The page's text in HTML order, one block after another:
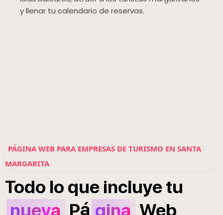
y llenar tu calendario de reservas.
PÁGINA WEB PARA EMPRESAS DE TURISMO EN SANTA
MARGARITA
Todo lo que incluyetu
nueva Pá gina Web